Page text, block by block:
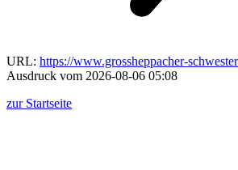
URL: https://www.grossheppacher-
Ausdruck vom 2026-08-06 05:08
zur Startseite